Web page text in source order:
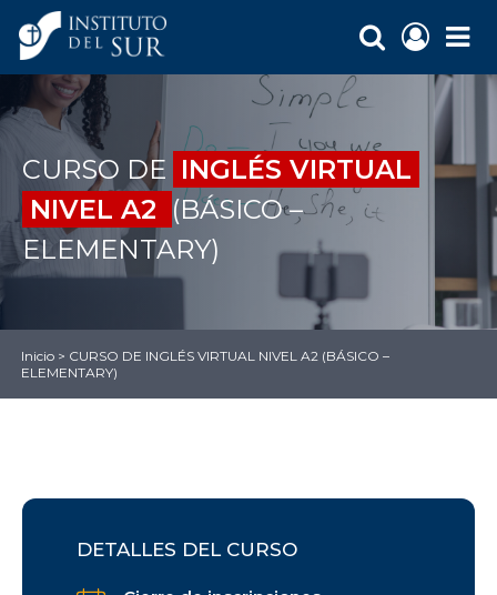
CURSO DE INGLÉS VIRTUAL
NIVEL A2 (BÁSICO –
ELEMENTARY)
Inicio > CURSO DE INGLÉS VIRTUAL NIVEL A2 (BÁSICO –
ELEMENTARY)
DETALLES DEL CURSO